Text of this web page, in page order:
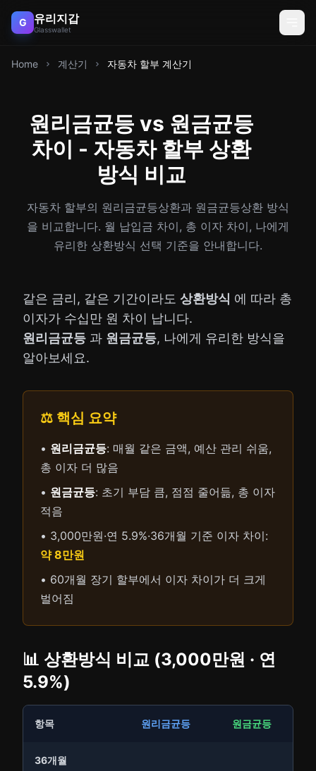
G 유리지갑
Glasswallet
Home 계산기 자동차 할부 계산기
원리금균등 vs 원금균등
차이 - 자동차 할부 상환
방식 비교
자동차 할부의 원리금균등상환과 원금균등상환 방식
을 비교합니다. 월 납입금 차이, 총 이자 차이, 나에게
유리한 상환방식 선택 기준을 안내합니다.
같은 금리, 같은 기간이라도 상환방식 에 따라 총
이자가 수십만 원 차이 납니다.
원리금균등 과 원금균등, 나에게 유리한 방식을
알아보세요.
⚖️ 핵심 요약
• 원리금균등: 매월 같은 금액, 예산 관리 쉬움,
총 이자 더 많음
• 원금균등: 초기 부담 큼, 점점 줄어듦, 총 이자
적음
• 3,000만원·연 5.9%·36개월 기준 이자 차이:
약 8만원
• 60개월 장기 할부에서 이자 차이가 더 크게
벌어짐
📊 상환방식 비교 (3,000만원 · 연
5.9%)
항목 원리금균등 원금균등
36개월